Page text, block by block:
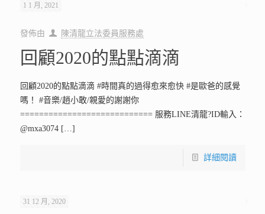
1 1 月, 2021
發佈由 陳清龍立法委員服務處
回顧2020的點點滴滴
回顧2020的點點滴滴 #時間真的過得愈來愈快 #是歐爸的感覺
嗎！ #音樂/趙小敢/親愛的謝謝你
============================ 服務LINE清龍?ID輸入：
@mxa3074[…]
詳細閱讀
31 12 月, 2020